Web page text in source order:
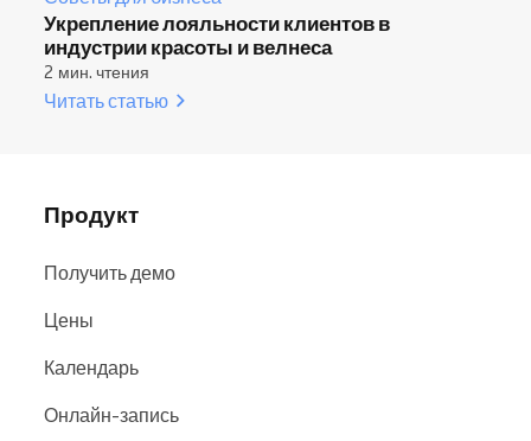
Укрепление лояльности клиентов в
индустрии красоты и велнеса
2 мин. чтения
Читать статью
Продукт
Получить демо
Цены
Календарь
Онлайн-запись